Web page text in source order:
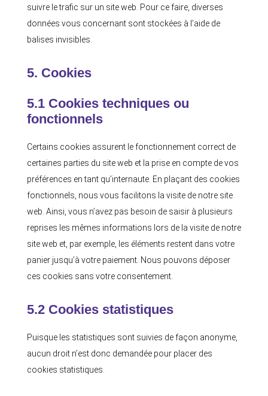
suivre le trafic sur un site web. Pour ce faire, diverses
données vous concernant sont stockées à l’aide de
balises invisibles.
5. Cookies
5.1 Cookies techniques ou
fonctionnels
Certains cookies assurent le fonctionnement correct de
certaines parties du site web et la prise en compte de vos
préférences en tant qu’internaute. En plaçant des cookies
fonctionnels, nous vous facilitons la visite de notre site
web. Ainsi, vous n’avez pas besoin de saisir à plusieurs
reprises les mêmes informations lors de la visite de notre
site web et, par exemple, les éléments restent dans votre
panier jusqu’à votre paiement. Nous pouvons déposer
ces cookies sans votre consentement.
5.2 Cookies statistiques
Puisque les statistiques sont suivies de façon anonyme,
aucun droit n’est donc demandée pour placer des
cookies statistiques.